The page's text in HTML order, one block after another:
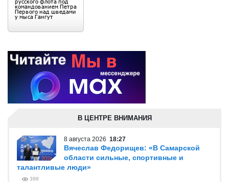
В ЦЕНТРЕ ВНИМАНИЯ
8 августа 2026 18:27
Вячеслав Федорищев: «В Самарской
области сильные, спортивные и
талантливые люди»
398